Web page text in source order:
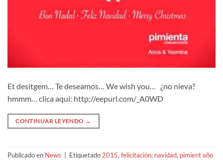
Et desitgem… Te deseamos… We wish you… ¿no nieva?
hmmm… clica aquí: http://eepurl.com/_A0WD
CONTINUAR LEYENDO →
Publicado en News Etiquetado2015,felicitación, navidad, pimient año